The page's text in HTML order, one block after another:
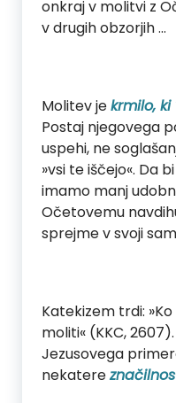
onkraj v molitvi z
v drugih obzorjih …
Molitev jekrmilo,
Postaj njegovega
uspehi, ne
»vsi te iščejo«. Da
imamo manj
Očetovemu
sprejme v svoji
Katekizem trdi:
moliti« (KKC,
Jezusovega
nekatere